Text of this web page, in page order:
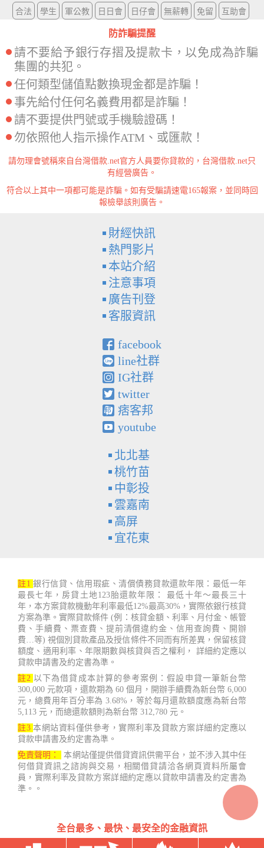
合法 學生 軍公教 日日會 日仔會 無薪轉 免留 互助會
防詐騙提醒
請不要給予銀行存摺及提款卡，以免成為詐騙
集團的共犯。
任何類型儲值點數換現金都是詐騙！
事先給付任何名義費用都是詐騙！
請不要提供門號或手機驗證碼！
勿依照他人指示操作ATM、或匯款！
請勿理會號稱來自台灣借款.net官方人員要你貸款的，台灣借款.net只
有經營廣告。
符合以上其中一項都可能是詐騙。如有受騙請速電165報案，並同時回
報檢舉該則廣告。
財經快訊
熱門影片
本站介紹
注意事項
廣告刊登
客服資訊
facebook
line社群
IG社群
twitter
痞客邦
youtube
北北基
桃竹苗
中彰投
雲嘉南
高屏
宜花東
註1 銀行信貸、信用瑕疵、清償債務貸款還款年限：最低一年
最長七年，房貸土地123胎還款年限： 最低十年～最長三十
年，本方案貸款機動年利率最低12%最高30%，實際依銀行核貸
方案為準。實際貸款條件 (例：核貸金額、利率、月付金、帳管
費、手續費、票查費、提前清償違約金、信用查詢費、開辦
費…等) 視個別貸款產品及授信條件不同而有所差異，保留核貸
額度、適用利率、年限期數與核貸與否之權利， 詳細約定應以
貸款申請書及約定書為準。
註2 以下為借貸成本計算的參考案例：假設申貸一筆新台幣
300,000 元款項，還款期為 60 個月，開辦手續費為新台幣 6,000
元，總費用年百分率為 3.68%，等於每月還款額度應為新台幣
5,113 元，而總還款額則為新台幣 312,780 元。
註3 本網站資料僅供參考，實際利率及貸款方案詳細約定應以
貸款申請書及約定書為準。
免責聲明：
本網站僅提供借貸資訊供需平台，並不涉入其中任
何借貸資訊之諮詢與交易，相關借貸請洽各網頁資料所屬會
員，實際利率及貸款方案詳細約定應以貸款申請書及約定書為
準。。
全台最多、最快、最安全的金融資訊
台灣借款.net Copyright ©2022 - 2023 鑫睿開發有限公司 407台